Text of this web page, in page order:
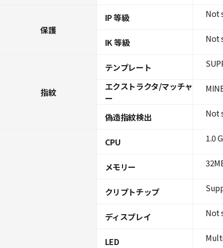
保護
IP 等級
IK 等級
指紋
テンプレート
エクストラクタ/マッチャ
ー
偽造指紋検出
CPU
メモリー
クリプトチップ
ディスプレイ
LED
Not
Not
Not
1.0
Not